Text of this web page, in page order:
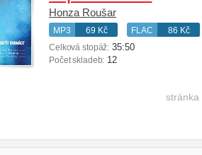
Honza Roušar
MP3 69 Kč FLAC
86 Kč
Celková stopáž: 35:50
Počet skladeb: 12
stránka